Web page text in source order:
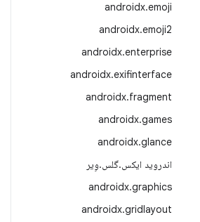
androidx.emoji
androidx.emoji2
androidx.enterprise
androidx.exifinterface
androidx.fragment
androidx.games
androidx.glance
اندروید ایکس.گلس.وِیر
androidx.graphics
androidx.gridlayout